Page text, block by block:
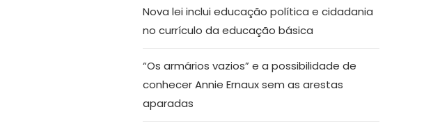
Nova lei inclui educação política e cidadania
no currículo da educação básica
“Os armários vazios” e a possibilidade de
conhecer Annie Ernaux sem as arestas
aparadas